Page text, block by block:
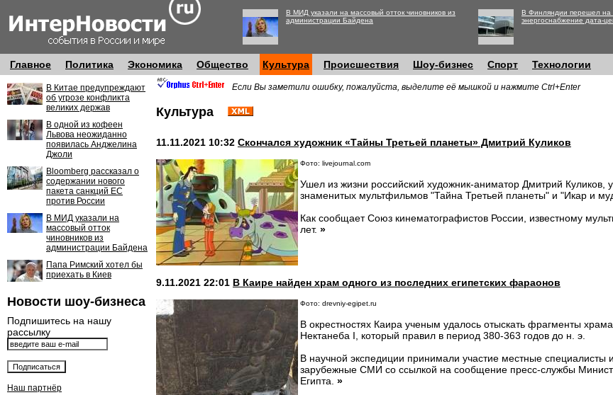
В МИД указали на массовый отток чиновников из
администрации Байдена
В Финляндии перешел на
энергоснабжение дата-
Главное Политика Экономика Общество Культура Происшествия Шоу-бизнес Спорт Технологии
В Китае предупреждают
об угрозе конфликта
великих держав
В одной из кофеен
Львова неожиданно
появилась Анджелина
Джоли
Bloomberg рассказал о
содержании нового
пакета санкций ЕС
против России
В МИД указали на
массовый отток
чиновников из
администрации Байдена
Папа Римский хотел бы
приехать в Киев
Новости шоу-бизнеса
Подпишитесь на нашу
рассылку
Наш партнёр
Если Вы заметили ошибку, пожалуйста, выделите её мышкой и нажмите Ctrl+Enter
Культура
11.11.2021 10:32 Скончался художник «Тайны Третьей планеты» Дмитрий Куликов
Фото: livejournal.com
Ушел из жизни российский художник-аниматор Дмитрий Куликов,
знаменитых мультфильмов "Тайна Третьей планеты" и "Икар и
Как сообщает Союз кинематографистов России, известному
лет. »
9.11.2021 22:01 В Каире найден храм одного из последних египетских фараонов
Фото: drevniy-egipet.ru
В окрестностях Каира ученым удалось отыскать фрагменты
Нектанеба I, который правил в период 380-363 годов до н. э.
В научной экспедиции принимали участие местные специалисты
зарубежные СМИ со ссылкой на сообщение пресс-службы
Египта. »